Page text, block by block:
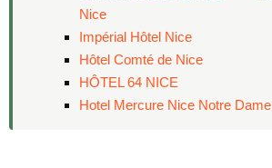
Nice
Impérial Hôtel Nice
Hôtel Comté de Nice
HÔTEL 64 NICE
Hotel Mercure Nice Notre Dame